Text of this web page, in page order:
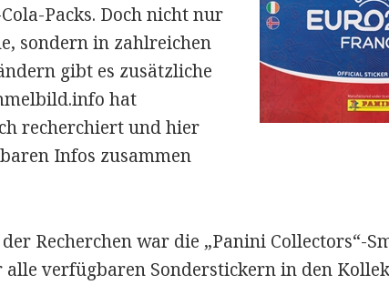
Packs. Doch nicht nur
sondern in zahlreichen
gibt es zusätzliche
hat
recherchiert und hier
Infos zusammen
Recherchen war die „Panini Collectors“-
alle verfügbaren Sonderstickern in den